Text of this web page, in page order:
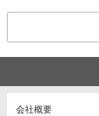
会社概要